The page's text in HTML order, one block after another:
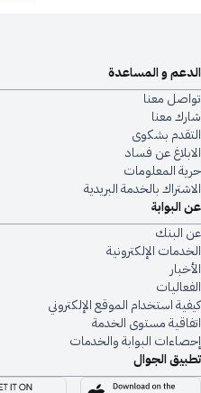
عن البوابة
عن البنك
الخدمات الإلكترونية
الأخبار
الفعاليات
كيفية استخدام الموقع الإلكتروني
اتفاقية مستوى الخدمة
إحصاءات البوابة والخدمات
الدعم و المساعدة
تواصل معنا
شارك معنا
التقدم بشكوى
الابلاغ عن فساد
حرية المعلومات
الاشتراك بالخدمة البريدية
تطبيق الجوال